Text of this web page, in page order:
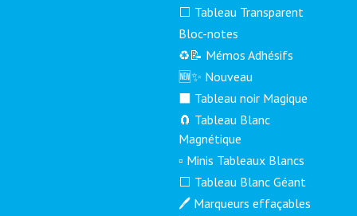
⬜ Tableau Transparent
Bloc-notes
♻️📝 Mémos Adhésifs
🆕✨ Nouveau
⬛ Tableau noir Magique
🧲 Tableau Blanc
Magnétique
▫️ Minis Tableaux Blancs
⬜ Tableau Blanc Géant
🖊️ Marqueurs effaçables